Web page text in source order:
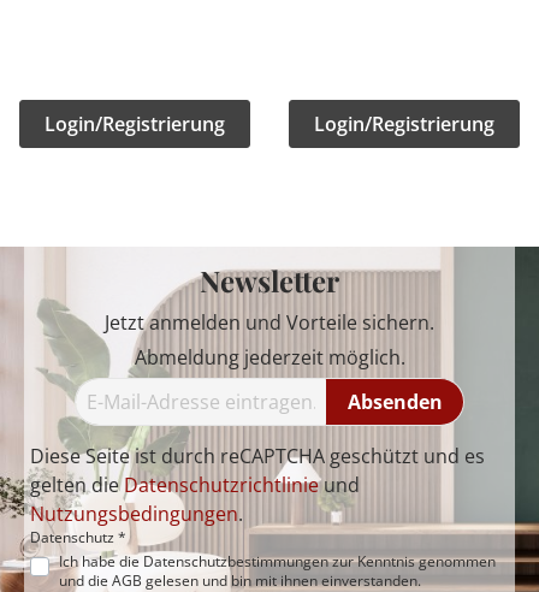
Login/Registrierung Login/Registrierung
Newsletter
Jetzt anmelden und Vorteile sichern.
Abmeldung jederzeit möglich.
Absenden
Diese Seite ist durch reCAPTCHA geschützt und es
gelten dieDatenschutzrichtlinieund
Nutzungsbedingungen.
Datenschutz *
Ich habe die Datenschutzbestimmungenzur Kenntnis genommen
und die AGB gelesen und bin mit ihnen einverstanden.